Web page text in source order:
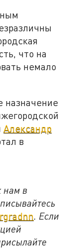
что на
немало
назначение
Александр
в
нам в
. Если